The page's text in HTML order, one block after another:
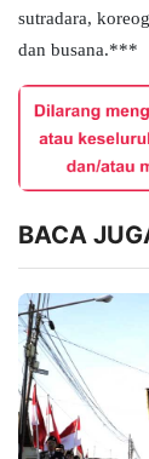
sutradara,
dan busana.***
BACA